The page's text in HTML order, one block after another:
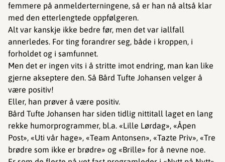
femmere på anmelderterningene, så er han nå altså klar
med den etterlengtede oppfølgeren.
Alt var kanskje ikke bedre før, men det var iallfall
annerledes. For ting forandrer seg, både i kroppen, i
forholdet og i samfunnet.
Men det er ingen vits i å stritte imot endring, man kan like
gjerne akseptere den. Så Bård Tufte Johansen velger å
være positiv!
Eller, han prøver å være positiv.
Bård Tufte Johansen har siden tidlig nittitall laget en lang
rekke humorprogrammer, bl.a. «Lille Lørdag», «Åpen
Post», «Uti vår hage», «Team Antonsen», «Tazte Priv», «Tre
brødre som ikke er brødre» og «Brille» for å nevne noe.